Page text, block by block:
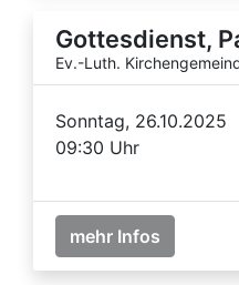
Gottesdienst,
Ev.-Luth.
Sonntag, 26.10.2025
09:30 Uhr
mehr Infos